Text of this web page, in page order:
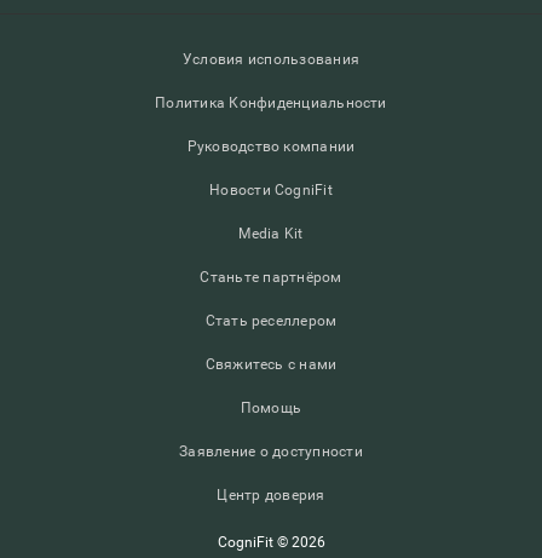
Условия использования
Политика Конфиденциальности
Руководство компании
Новости CogniFit
Media Kit
Станьте партнёром
Стать реселлером
Свяжитесь с нами
Помощь
Заявление о доступности
Центр доверия
CogniFit © 2026